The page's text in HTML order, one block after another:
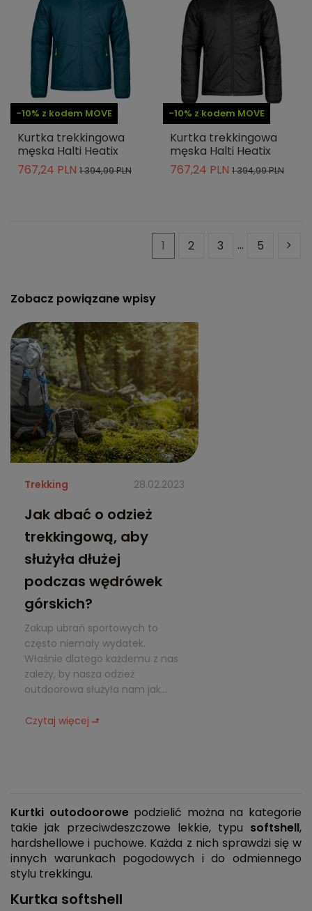
-10% z kodem MOVE
Kurtka trekkingowa
męska Halti Heatix
767,24 PLN 1 394,99 PLN
-10% z kodem MOVE
Kurtka trekkingowa
męska Halti Heatix
767,24 PLN 1 394,99 PLN
1 2 3 … 5
Zobacz powiązane wpisy
Trekking 28.02.2023
Jak dbać o odzież
trekkingową, aby
służyła dłużej
podczas wędrówek
górskich?
Zakup ubrań sportowych to
często niemały wydatek.
Właśnie dlatego każdemu z nas
zależy, by nasza odzież
outdoorowa służyła nam jak...
Czytaj więcej
Kurtki outodoorowepodzielić można na kategorie
takie jak przeciwdeszczowe lekkie, typu softshell,
hardshellowe i puchowe. Każda z nich sprawdzi się w
innych warunkach pogodowych i do odmiennego
stylu trekkingu.
Kurtka softshell